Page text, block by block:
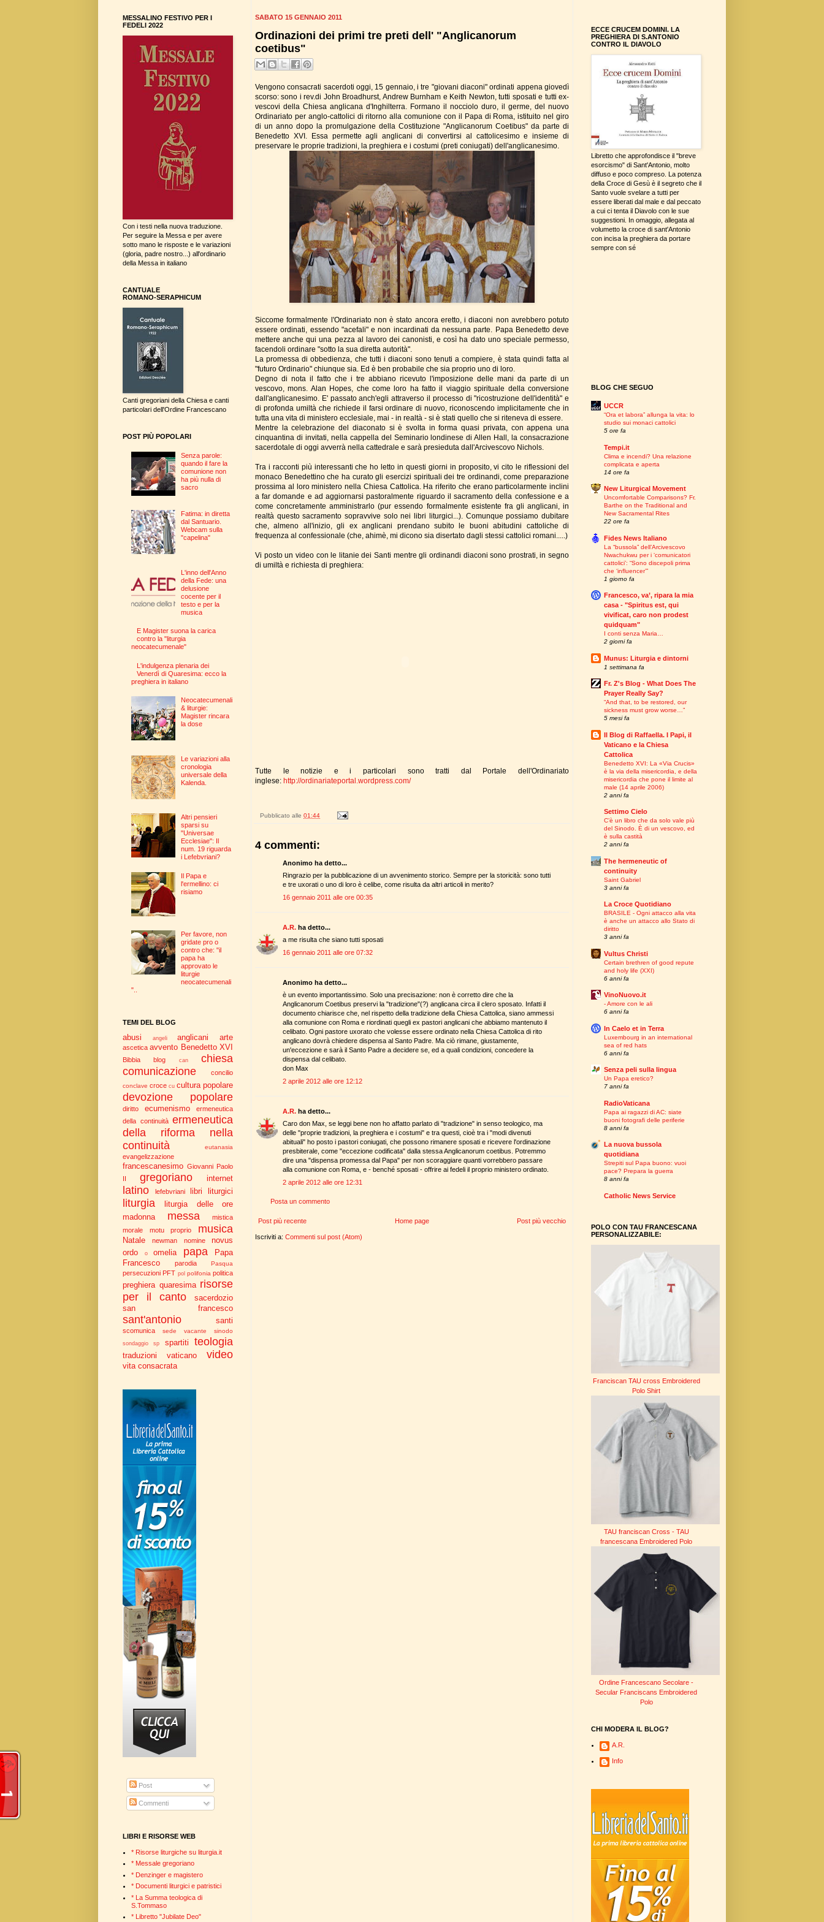
SABATO 15 GENNAIO 2011
Ordinazioni dei primi tre preti dell' "Anglicanorum
coetibus"
Vengono consacrati sacerdoti oggi, 15 gennaio, i tre "giovani diaconi" ordinati appena giovedì
scorso: sono i rev.di John Broadhurst, Andrew Burnham e Keith Newton, tutti sposati e tutti ex-
vescovi della Chiesa anglicana d'Inghilterra. Formano il nocciolo duro, il germe, del nuovo
Ordinariato per anglo-cattolici di ritorno alla comunione con il Papa di Roma, istituito nel giro
di un anno dopo la promulgazione della Costituzione "Anglicanorum Coetibus" da parte di
Benedetto XVI. Essa permette agli anglicani di convertirsi al cattolicesimo e insieme di
preservare le proprie tradizioni, la preghiera e i costumi (preti coniugati) dell'anglicanesimo.
Siccome formalmente l'Ordinariato non è stato ancora eretto, i diaconi non avrebbero potuto
essere ordinati, essendo "acefali" e non incardinati da nessuna parte. Papa Benedetto deve
mettere anche qui una pezza al lavoro dei canonisti, e così ha dato uno speciale permesso,
facendoli ordinare "sotto la sua diretta autorità".
La promessa di obbedienza, che tutti i diaconi sono tenuti a compiere, è stata quindi fatta al
"futuro Ordinario" chiunque sia. Ed è ben probabile che sia proprio uno di loro.
Degno di nota il fatto che i tre abbiano ricevuto l'imposizione delle mani da parte di un
vescovo, mons. Alan Hopes, che come loro ha fatto il viaggio spirituale della conversione
dall'anglicanesimo. E' passato anch'egli attraverso il processo di "ricostruzione dell'identità" e
di profonda umiltà che richiede il farsi ordinare di nuovo, riconoscendo implicitamente che in
tutta una vita di ministero ecclesiale, mai - in realtà - si è stati quello che si riteneva di essere.
Mentre la celebrazione del diaconato si è svolta in forma quasi privata, con appena una
cinquantina di invitati, nella cappella del Seminario londinese di Allen Hall, la consacrazione
sacerdotale di oggi avverrà nella cattedrale e sarà presieduta dall'Arcivescovo Nichols.
Tra i racconti più interessanti che ho letto in questi giorni in proposito, vi cito le riflessioni del
monaco Benedettino che ha curato gli esercizi spirituali dei tre ordinandi, come preparazione
prossima al loro ministero nella Chiesa Cattolica. Ha riferito che erano particolarmente inclini
a far domande e ad aggiornarsi pastoralmente riguardo il sacramento della confessione e a
come concretamente amministrarlo (pur essendo formalmente esistente fra gli anglicani, in
realtà questo sacramento sopravvive solo nei libri liturgici...). Comunque possiamo dubitare
che, almeno all'inizio, gli ex anglicani prendano subito le buoni abitudini cattoliche di
frequenza al confessionale (che, ahimè, mi dicono sia disertato dagli stessi cattolici romani.....)
Vi posto un video con le litanie dei Santi mentre gli ordinandi diaconi sono prostrati, in segno
di umiltà e richiesta di preghiera:
Tutte le notizie e i particolari sono tratti dal Portale dell'Ordinariato
inglese: http://ordinariateportal.wordpress.com/
Pubblicato alle 01:44
4 commenti:
Anonimo ha detto...
Ringrazio per la pubblicazione di un avvenimento storico. Sempre per la storicità: sono tutti
e tre uxorati o uno di loro è celibe, come risulta da altri articoli in merito?
16 gennaio 2011 alle ore 00:35
A.R. ha detto...
a me risulta che siano tutti sposati
16 gennaio 2011 alle ore 07:32
Anonimo ha detto...
è un evento importantissimo. Solo una precisazione: non è corretto dire che la
Anglicanorum Coetibus preservi la "tradizione"(?) anglicana circa il clero sposato. Infatti il
documento chiarisce che, nel rispetto della tradizione della Chiesa Cattolica, siano ammessi
alla comunione con Roma e riordinati quegli ex pastori anglicani che abbiamo mantenuto il
celibato. Ogni pastore uxorato che volesse essere ordinato nella Chiesa Cattolica di rito
anglicano dovrà chiedere dispensa al Santo Padre. Ma ciò rimane, giustamente,
un'eccezione e sarà il Santo Padre a decidere se, ed a quali condizioni, concedere la
dispensa dal celibato.
don Max
2 aprile 2012 alle ore 12:12
A.R. ha detto...
Caro don Max, se leggi bene non ho affatto parlato di "tradizione" in senso teologico, ma
delle "proprie tradizioni, la preghiera e i costumi" e tra questi, cioè tra i "modi divenuti
abituali" ho posto i pastori coniugati, che possono rimanere sposati e ricevere l'ordinazione
presbiterale, come "eccezione codificata" dalla stessa Anglicanorum coetibus. Potremmo
dire una "dispensa promessa dal Papa" per non scoraggiare quanti vorrebbero passare
alla comunione con Roma, e - benché sposati - offrire ai fedeli il proprio ministero ordinato.
2 aprile 2012 alle ore 12:31
Posta un commento
Post più recente Post più vecchio
Home page
Iscriviti a: Commenti sul post (Atom)
MESSALINO FESTIVO PER I
FEDELI 2022
Con i testi nella nuova traduzione.
Per seguire la Messa e per avere
sotto mano le risposte e le variazioni
(gloria, padre nostro...) all'ordinario
della Messa in italiano
CANTUALE
ROMANO-SERAPHICUM
Canti gregoriani della Chiesa e canti
particolari dell'Ordine Francescano
POST PIÙ POPOLARI
Senza parole:
quando il fare la
comunione non
ha più nulla di
sacro
Fatima: in diretta
dal Santuario.
Webcam sulla
"capelina"
L'inno dell'Anno
della Fede: una
delusione
cocente per il
testo e per la
musica
E Magister suona la carica
contro la "liturgia
neocatecumenale"
L'indulgenza plenaria dei
Venerdì di Quaresima: ecco la
preghiera in italiano
Neocatecumenali
& liturgie:
Magister rincara
la dose
Le variazioni alla
cronologia
universale della
Kalenda.
Altri pensieri
sparsi su
"Universae
Ecclesiae": Il
num. 19 riguarda
i Lefebvriani?
Il Papa e
l'ermellino: ci
risiamo
Per favore, non
gridate pro o
contro che: "il
papa ha
approvato le
liturgie
neocatecumenali
"..
TEMI DEL BLOG
abusi angeli anglicani arte
ascetica avvento Benedetto XVI
Bibbia blog can
chiesa
comunicazione
concilio
conclave croce cu cultura popolare
devozione popolare
diritto ecumenismo
ermeneutica
della continuità ermeneutica
della riforma nella
continuità
eutanasia
evangelizzazione
francescanesimo Giovanni Paolo
II
gregoriano internet
latino lefebvriani libri liturgici
liturgia
liturgia delle ore
madonna
messa
mistica
morale
motu proprio musica
Natale newman nomine
novus
ordo
o omelia papa
Papa
Francesco
parodia Pasqua
persecuzioni PFT pol polifonia politica
preghiera quaresima risorse
per il canto
sacerdozio
san francesco
sant'antonio santi
scomunica sede vacante sinodo
sondaggio sp spartiti teologia
traduzioni vaticano video
vita consacrata
Post
Commenti
LIBRI E RISORSE WEB
* Risorse liturgiche su liturgia.it
* Messale gregoriano
* Denzinger e magistero
* Documenti liturgici e patristici
* La Summa teologica di
S.Tommaso
* Libretto "Jubilate Deo"
ECCE CRUCEM DOMINI. LA
PREGHIERA DI S.ANTONIO
CONTRO IL DIAVOLO
Libretto che approfondisce il "breve
esorcismo" di Sant'Antonio, molto
diffuso e poco compreso. La potenza
della Croce di Gesù è il segreto che il
Santo vuole svelare a tutti per
essere liberati dal male e dal peccato
a cui ci tenta il Diavolo con le sue
suggestioni. In omaggio, allegata al
volumetto la croce di sant'Antonio
con incisa la preghiera da portare
sempre con sé
BLOG CHE SEGUO
UCCR
“Ora et labora” allunga la vita: lo
studio sui monaci cattolici
5 ore fa
Tempi.it
Clima e incendi? Una relazione
complicata e aperta
14 ore fa
New Liturgical Movement
Uncomfortable Comparisons? Fr.
Barthe on the Traditional and
New Sacramental Rites
22 ore fa
Fides News Italiano
La “bussola” dell’Arcivescovo
Nwachukwu per i ‘comunicatori
cattolici’: “Sono discepoli prima
che ‘influencer’”
1 giorno fa
Francesco, va’, ripara la mia
casa - "Spiritus est, qui
vivificat, caro non prodest
quidquam"
I conti senza Maria…
2 giorni fa
Munus: Liturgia e dintorni
1 settimana fa
Fr. Z's Blog - What Does The
Prayer Really Say?
“And that, to be restored, our
sickness must grow worse…”
5 mesi fa
Il Blog di Raffaella. I Papi, il
Vaticano e la Chiesa
Cattolica
Benedetto XVI: La «Via Crucis»
è la via della misericordia, e della
misericordia che pone il limite al
male (14 aprile 2006)
2 anni fa
Settimo Cielo
C’è un libro che da solo vale più
del Sinodo. È di un vescovo, ed
è sulla castità
2 anni fa
The hermeneutic of
continuity
Saint Gabriel
3 anni fa
La Croce Quotidiano
BRASILE - Ogni attacco alla vita
è anche un attacco allo Stato di
diritto
3 anni fa
Vultus Christi
Certain brethren of good repute
and holy life (XXI)
6 anni fa
VinoNuovo.it
- Amore con le ali
6 anni fa
In Caelo et in Terra
Luxembourg in an international
sea of red hats
6 anni fa
Senza peli sulla lingua
Un Papa eretico?
7 anni fa
RadioVaticana
Papa ai ragazzi di AC: siate
buoni fotografi delle periferie
8 anni fa
La nuova bussola
quotidiana
Strepiti sul Papa buono: vuoi
pace? Prepara la guerra
8 anni fa
Catholic News Service
POLO CON TAU FRANCESCANA
PERSONALIZZABILE:
Franciscan TAU cross Embroidered
Polo Shirt
TAU franciscan Cross - TAU
francescana Embroidered Polo
Ordine Francescano Secolare -
Secular Franciscans Embroidered
Polo
CHI MODERA IL BLOG?
A.R.
Info